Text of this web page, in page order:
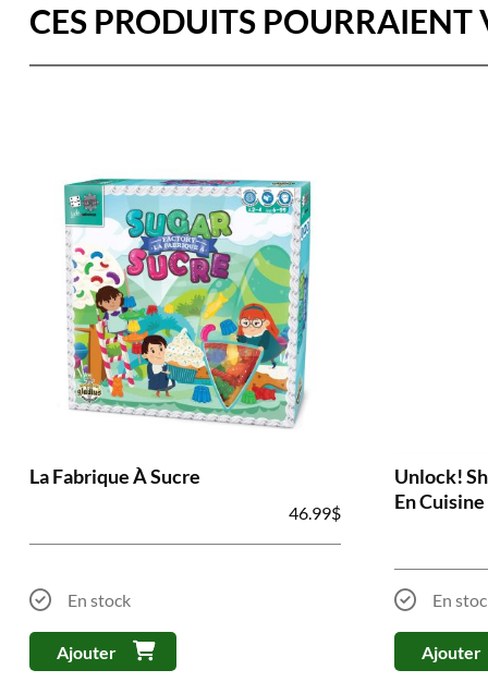
CES PRODUITS POURRAIENT
La Fabrique À Sucre
46.99$
En stock
Ajouter
Unlock!
En Cuisine
En
Ajouter